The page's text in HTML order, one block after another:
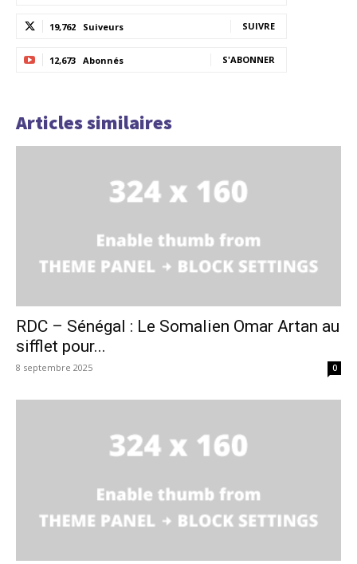
19,762 Suiveurs SUIVRE
12,673 Abonnés S'ABONNER
Articles similaires
RDC – Sénégal : Le Somalien Omar Artan au
sifflet pour...
8 septembre 2025 0